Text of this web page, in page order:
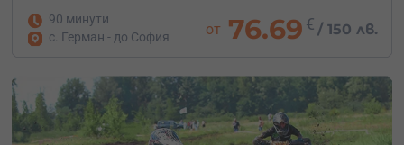
90 минути
с. Герман - до София
от 76.69 € / 150 лв.